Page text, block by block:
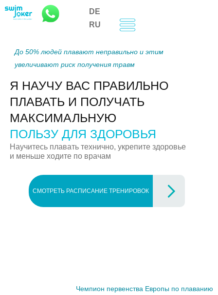
DE
RU
До 50% людей плавают неправильно и этим
увеличивают риск получения травм
Я НАУЧУ ВАС ПРАВИЛЬНО
ПЛАВАТЬ И ПОЛУЧАТЬ
МАКСИМАЛЬНУЮ
ПОЛЬЗУ ДЛЯ ЗДОРОВЬЯ
Научитесь плавать технично, укрепите здоровье
и меньше ходите по врачам
СМОТРЕТЬ РАСПИСАНИЕ ТРЕНИРОВОК
Чемпион первенства Европы по плаванию